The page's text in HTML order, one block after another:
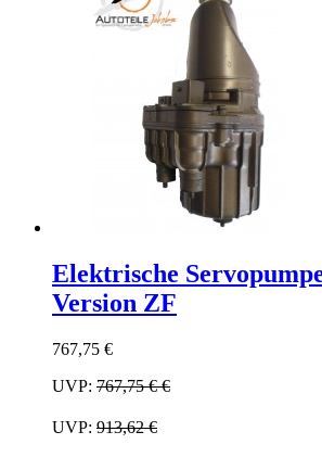
Elektrische
Version ZF
767,75 €
UVP: 767,75 €€
UVP: 913,62 €